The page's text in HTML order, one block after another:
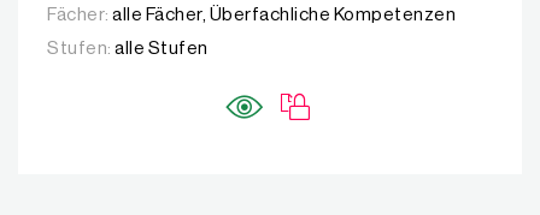
Fächer: alle Fächer, Überfachliche Kompetenzen
Stufen: alle Stufen